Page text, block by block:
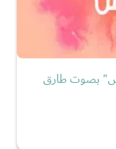
بصوت طارق